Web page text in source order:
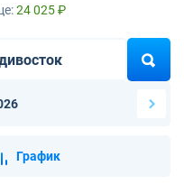
24 025 ₽
График